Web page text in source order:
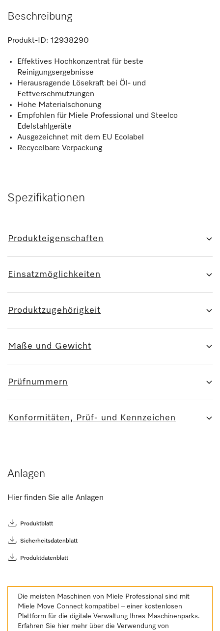
Beschreibung
Produkt-ID: 12938290
Effektives Hochkonzentrat für beste
Reinigungsergebnisse
Herausragende Lösekraft bei Öl- und
Fettverschmutzungen
Hohe Materialschonung
Empfohlen für Miele Professional und Steelco
Edelstahlgeräte
Ausgezeichnet mit dem EU Ecolabel
Recycelbare Verpackung
Spezifikationen
Produkteigenschaften
Einsatzmöglichkeiten
Produktzugehörigkeit
Maße und Gewicht
Prüfnummern
Konformitäten, Prüf- und Kennzeichen
Anlagen
Hier finden Sie alle Anlagen
Produktblatt
Sicherheitsdatenblatt
Produktdatenblatt
Die meisten Maschinen von Miele Professional sind mit
Miele Move Connect kompatibel – einer kostenlosen
Plattform für die digitale Verwaltung Ihres Maschinenparks.
Erfahren Sie hier mehr über die Verwendung von